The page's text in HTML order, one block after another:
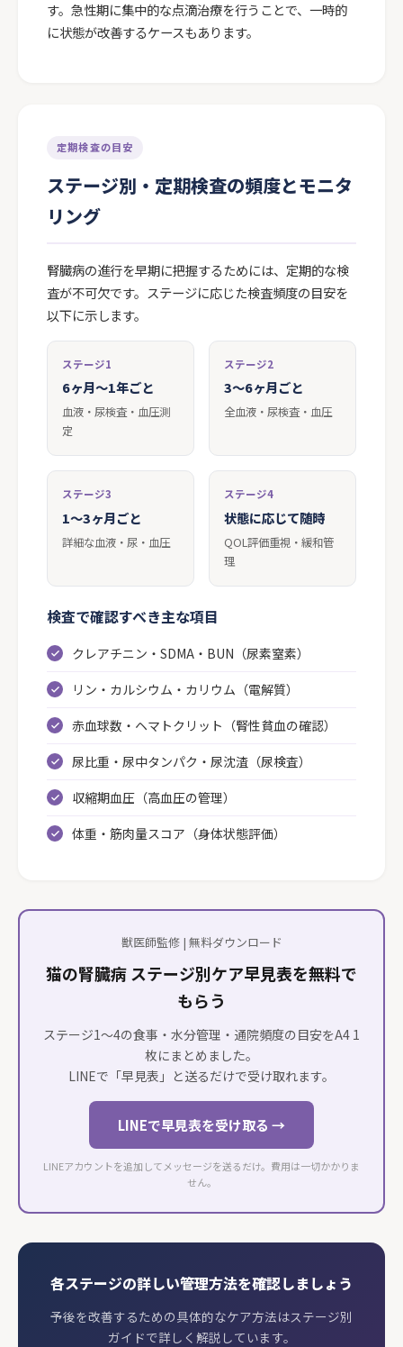
す。急性期に集中的な点滴治療を行うことで、一時的
に状態が改善するケースもあります。
定期検査の目安
ステージ別・定期検査の頻度とモニタ
リング
腎臓病の進行を早期に把握するためには、定期的な検
査が不可欠です。ステージに応じた検査頻度の目安を
以下に示します。
ステージ1
6ヶ月〜1年ごと
血液・尿検査・血圧測
定
ステージ2
3〜6ヶ月ごと
全血液・尿検査・血圧
ステージ3
1〜3ヶ月ごと
詳細な血液・尿・血圧
ステージ4
状態に応じて随時
QOL評価重視・緩和管
理
検査で確認すべき主な項目
クレアチニン・SDMA・BUN（尿素窒素）
リン・カルシウム・カリウム（電解質）
赤血球数・ヘマトクリット（腎性貧血の確認）
尿比重・尿中タンパク・尿沈渣（尿検査）
収縮期血圧（高血圧の管理）
体重・筋肉量スコア（身体状態評価）
獣医師監修 | 無料ダウンロード
猫の腎臓病 ステージ別ケア早見表を無料で
もらう
ステージ1〜4の食事・水分管理・通院頻度の目安をA4 1
枚にまとめました。
LINEで「早見表」と送るだけで受け取れます。
LINEで早見表を受け取る →
LINEアカウントを追加してメッセージを送るだけ。費用は一切かかりま
せん。
各ステージの詳しい管理方法を確認しましょう
予後を改善するための具体的なケア方法はステージ別
ガイドで詳しく解説しています。